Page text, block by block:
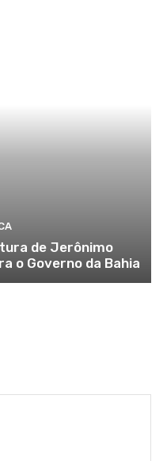
de Jerônimo
o Governo da Bahia